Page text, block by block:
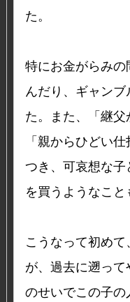
た。
特にお金がらみ
んだり、ギャン
た。また、「継父
「親からひどい
つき、可哀想な
を買うようなこと
こうなって初め
が、過去に遡っ
のせいでこの子